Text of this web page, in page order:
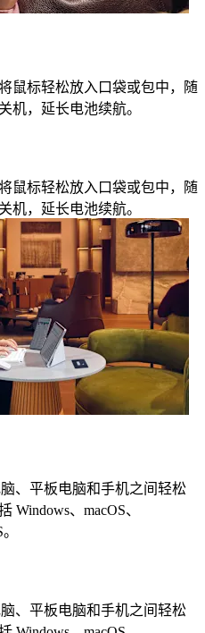
鼠标轻松放入口袋或包中，随
机，延长电池续航。
鼠标轻松放入口袋或包中，随
机，延长电池续航。
、平板电脑和手机之间轻松
Windows、macOS、
、平板电脑和手机之间轻松